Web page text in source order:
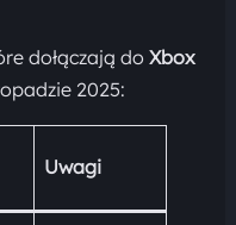
dołączają do Xbox
2025:
Uwagi